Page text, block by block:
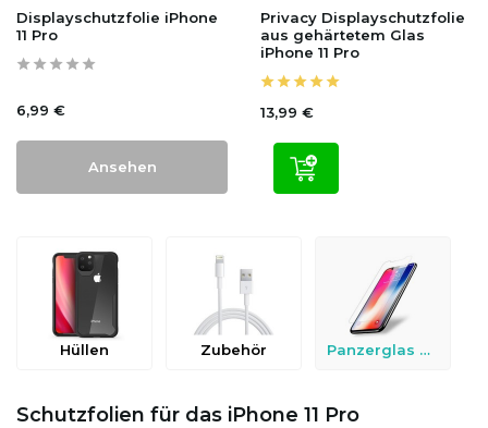
Displayschutzfolie iPhone
11 Pro
6,99 €
Ansehen
Privacy Displayschutzfolie
aus gehärtetem Glas
iPhone 11 Pro
13,99 €
Hüllen Zubehör Panzerglas & Schutzfolien
Schutzfolien für das iPhone 11 Pro